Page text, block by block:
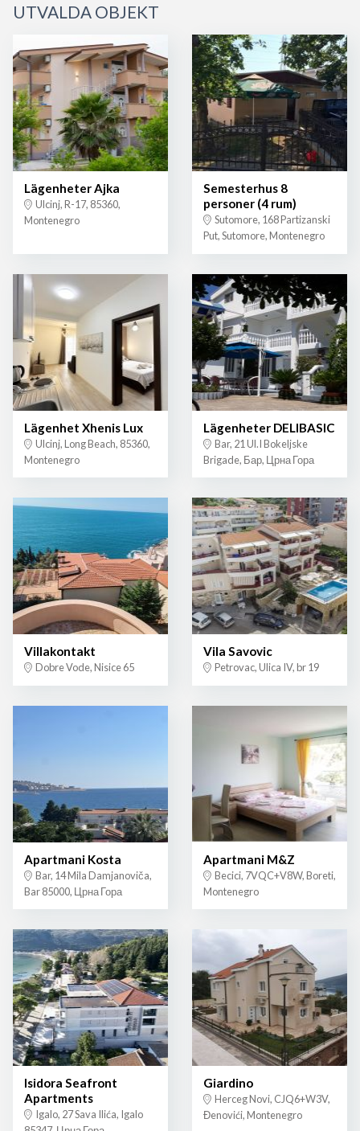
UTVALDA OBJEKT
Lägenheter Ajka
Ulcinj, R-17, 85360,
Montenegro
Semesterhus 8
personer (4 rum)
Sutomore, 168 Partizanski
Put, Sutomore, Montenegro
Lägenhet Xhenis Lux
Ulcinj, Long Beach, 85360,
Montenegro
Lägenheter DELIBASIC
Bar, 21 Ul.I Bokeljske
Brigade, Бар, Црна Гора
Villakontakt
Dobre Vode, Nisice 65
Vila Savovic
Petrovac, Ulica IV, br 19
Apartmani Kosta
Bar, 14 Mila Damjanoviča,
Bar 85000, Црна Гора
Apartmani M&Z
Becici, 7VQC+V8W, Boreti,
Montenegro
Isidora Seafront
Apartments
Igalo, 27 Sava Ilića, Igalo
Giardino
Herceg Novi, CJQ6+W3V,
Đenovići, Montenegro